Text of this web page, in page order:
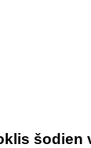
šodien